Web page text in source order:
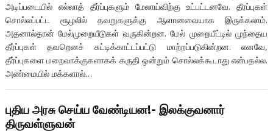
அடிப்படையில் எல்லாத் தீர்ப்புகளும் மேலாய்விற்கு உட்பட்டனவே. தீரப்புகள்
சொல்லப்பட்ட சூழலில் தவறுகளுக்கு ஆளானவையாக இருக்கலாம்.
அதனால்தான் மேல்முறையீடுகள் வருகின்றன. மேல் முறையீட்டில் முந்தைய
தீர்ப்புகள் தவறெனச் சுட்டிக்காட்டப்பட்டு மாற்றப்படுகின்றன. எனவே,
தீர்ப்புகளை மறைவாக்குகளாகக் கருதி ஒன்றும் சொல்லக்கூடாது என்பதல்ல.
அண்மையில் மக்களால்…
புதிய அரசு செய்ய வேண்டியன!- இலக்குவனார்
திருவள்ளுவன்